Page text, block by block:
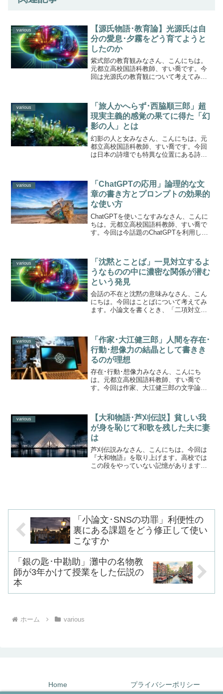
various
【源氏物語･教育論】光源氏は自
分の愛息･夕霧をどう育てようと
したのか
紫式部の教育観みなさん、こんにちは。
元都立高校国語科教師、すい喬です。今
回は光源氏の教育観について考えてみま
人物を書き分けていった、作者、紫式部
の筆力は驚嘆に値しま...
various
「旅人かへらず･西脇順三郎」超
現実主義的感覚の果てに得た「幻
影の人」とは
幻影の人と女みなさん、こんにちは。元
都立高校国語科教師、すい喬です。今回
は日本の詩壇でも特異な位置にある詩
ました。詩人であり英文学者でもありま
す。第二次世界大戦前の...
various
「ChatGPTの応用」論理的な文
章の書き方とプロンプトの効果的
な使い方
ChatGPTを使いこなすみなさん、こんに
ちは。元都立高校国語科教師、すい喬で
す。今回は今話題のChatGPTを利用し
マホを持ち込むわけにはいきません。こ
れはあくまでも...
various
「沈黙とことば」一見対立するよ
うなものの中に濃密な関係が潜む
という発見
会話の不在と沈黙の意味みなさん、こん
にちは。今回はことばについて考えてみ
ます。小論文を書くとき、「二項対立」
と死など、いくらでもこの種のテーマは
ありますね。確かに、両者...
various
「作家･大江健三郎」人間を存在･
行動･想像力の結晶として書きき
るのが理想
存在･行動･想像力みなさん、こんにち
は。元都立高校国語科教師、すい喬で
す。今回は作家、大江健三郎の文学論に
どこへ向かっているのか。数か月前に評
論家の柄谷行人氏が朝日新聞...
various
【大和物語･芦刈伝説】貧しい我
が身を恥じて和歌を残した夫に妻
は
芦刈伝説みなさん、こんにちは。今回は
『大和物語』を取り上げます。高校では
この段をやっていない記憶があります。
「小論文･SNSの功罪」利便性の
裏にある課題をどう修正して使い
こなすか
「銀の匙･中勘助」灘中の名物教
師が3年かけて授業をした伝説の
本
ホーム various
Home プライバシーポリシー